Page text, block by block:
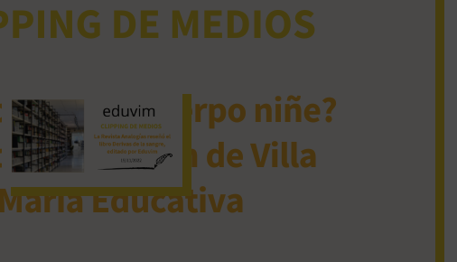
medios
La Revista Analogías
reseñó el libro Derivas
de la sangre, editado
por Eduvim